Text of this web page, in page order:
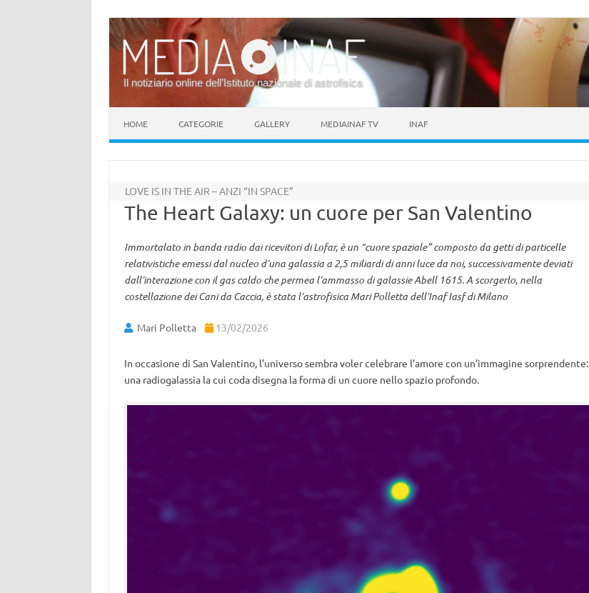
Il notiziario online dell’Istituto nazionale di astrofisica
HOME CATEGORIE GALLERY MEDIAINAF TV INAF
LOVE IS IN THE AIR – ANZI “IN SPACE”
The Heart Galaxy: un cuore per San Valentino
Immortalato in banda radio dai ricevitori di Lofar, è un “cuore spaziale” composto da getti di particelle
relativistiche emessi dal nucleo d’una galassia a 2,5 miliardi di anni luce da noi, successivamente deviati
dall’interazione con il gas caldo che permea l’ammasso di galassie Abell 1615. A scorgerlo, nella
costellazione dei Cani da Caccia, è stata l’astrofisica Mari Polletta dell’Inaf Iasf di Milano
Mari Polletta 13/02/2026
In occasione di San Valentino, l’universo sembra voler celebrare l’amore con un’immagine sorprendente:
una radiogalassia la cui coda disegna la forma di un cuore nello spazio profondo.